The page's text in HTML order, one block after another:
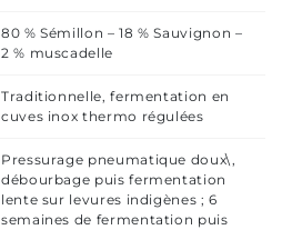
80 % Sémillon – 18 % Sauvignon –
2 % muscadelle
Traditionnelle, fermentation en
cuves inox thermo régulées
Pressurage pneumatique doux\,
débourbage puis fermentation
lente sur levures indigènes ; 6
semaines de fermentation puis